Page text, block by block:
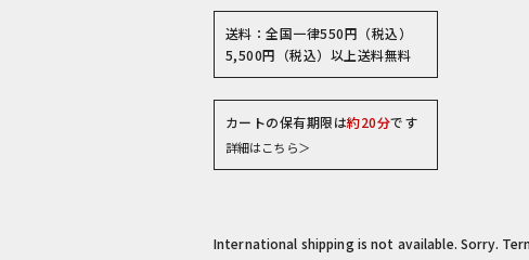
送料：全国一律550円（税込）
5,500円（税込）以上送料無料
カートの保有期限は約20分です
詳細はこちら＞
International shipping is not available. Sorry.